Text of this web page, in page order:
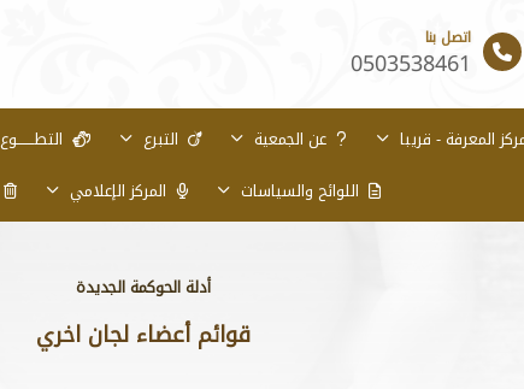
اتصل بنا
0503538461
المعرفة - قريبا عن الجمعية التبرع التطـــــــوع
اللوائح والسياسات
المركز الإعلامي
أدلة الحوكمة الجديدة
قوائم أعضاء لجان اخري